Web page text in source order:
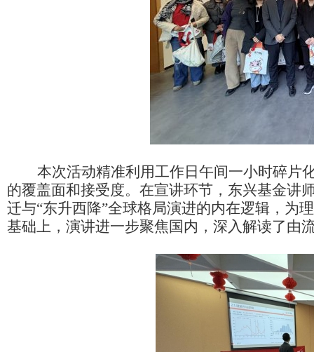
本次活动精准利用工作日午间一小时碎片
的覆盖面和接受度。在宣讲环节，东兴基金讲
迁与“东升西降”全球格局演进的内在逻辑，为
基础上，演讲进一步聚焦国内，深入解读了由